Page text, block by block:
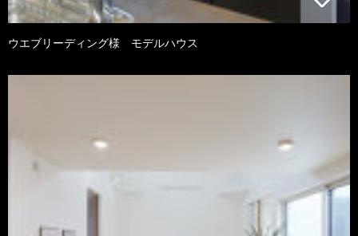
ウエブリーディング様 モデルハウス